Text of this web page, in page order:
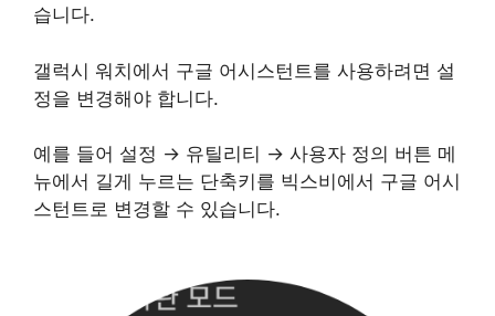
습니다.
갤럭시 워치에서 구글 어시스턴트를 사용하려면 설
정을 변경해야 합니다.
예를 들어 설정 → 유틸리티 → 사용자 정의 버튼 메
뉴에서 길게 누르는 단축키를 빅스비에서 구글 어시
스턴트로 변경할 수 있습니다.